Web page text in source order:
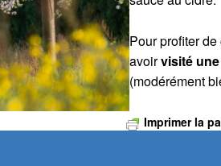
Pour profiter
avoirvisité
(modérément
Imprimer la